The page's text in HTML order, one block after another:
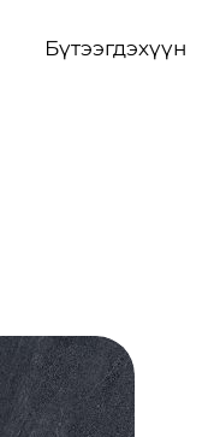
Бүтээгдэхүүн